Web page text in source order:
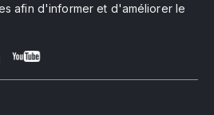
afin d'informer et d'améliorer le